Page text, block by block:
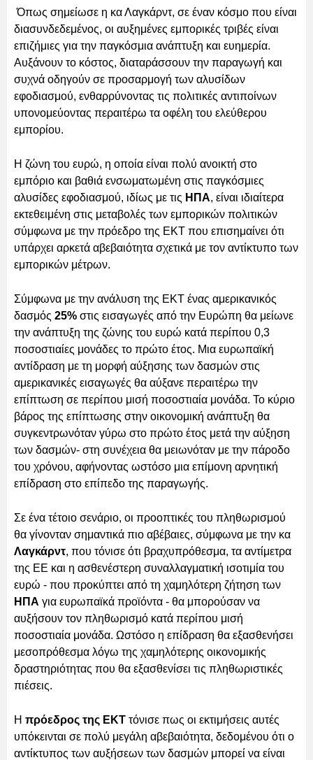
Όπως σημείωσε η κα Λαγκάρντ, σε έναν κόσμο που είναι
διασυνδεδεμένος, οι αυξημένες εμπορικές τριβές είναι
επιζήμιες για την παγκόσμια ανάπτυξη και ευημερία.
Αυξάνουν το κόστος, διαταράσσουν την παραγωγή και
συχνά οδηγούν σε προσαρμογή των αλυσίδων
εφοδιασμού, ενθαρρύνοντας τις πολιτικές αντιποίνων
υπονομεύοντας περαιτέρω τα οφέλη του ελεύθερου
εμπορίου.
Η ζώνη του ευρώ, η οποία είναι πολύ ανοικτή στο
εμπόριο και βαθιά ενσωματωμένη στις παγκόσμιες
αλυσίδες εφοδιασμού, ιδίως με τις ΗΠΑ, είναι ιδιαίτερα
εκτεθειμένη στις μεταβολές των εμπορικών πολιτικών
σύμφωνα με την πρόεδρο της ΕΚΤ που επισημαίνει ότι
υπάρχει αρκετά αβεβαιότητα σχετικά με τον αντίκτυπο των
εμπορικών μέτρων.
Σύμφωνα με την ανάλυση της ΕΚΤ ένας αμερικανικός
δασμός 25% στις εισαγωγές από την Ευρώπη θα μείωνε
την ανάπτυξη της ζώνης του ευρώ κατά περίπου 0,3
ποσοστιαίες μονάδες το πρώτο έτος. Μια ευρωπαϊκή
αντίδραση με τη μορφή αύξησης των δασμών στις
αμερικανικές εισαγωγές θα αύξανε περαιτέρω την
επίπτωση σε περίπου μισή ποσοστιαία μονάδα. Το κύριο
βάρος της επίπτωσης στην οικονομική ανάπτυξη θα
συγκεντρωνόταν γύρω στο πρώτο έτος μετά την αύξηση
των δασμών- στη συνέχεια θα μειωνόταν με την πάροδο
του χρόνου, αφήνοντας ωστόσο μια επίμονη αρνητική
επίδραση στο επίπεδο της παραγωγής.
Σε ένα τέτοιο σενάριο, οι προοπτικές του πληθωρισμού
θα γίνονταν σημαντικά πιο αβέβαιες, σύμφωνα με την κα
Λαγκάρντ, που τόνισε ότι βραχυπρόθεσμα, τα αντίμετρα
της ΕΕ και η ασθενέστερη συναλλαγματική ισοτιμία του
ευρώ - που προκύπτει από τη χαμηλότερη ζήτηση των
ΗΠΑ για ευρωπαϊκά προϊόντα - θα μπορούσαν να
αυξήσουν τον πληθωρισμό κατά περίπου μισή
ποσοστιαία μονάδα. Ωστόσο η επίδραση θα εξασθενήσει
μεσοπρόθεσμα λόγω της χαμηλότερης οικονομικής
δραστηριότητας που θα εξασθενίσει τις πληθωριστικές
πιέσεις.
Η πρόεδρος της ΕΚΤ τόνισε πως οι εκτιμήσεις αυτές
υπόκεινται σε πολύ μεγάλη αβεβαιότητα, δεδομένου ότι ο
αντίκτυπος των αυξήσεων των δασμών μπορεί να είναι